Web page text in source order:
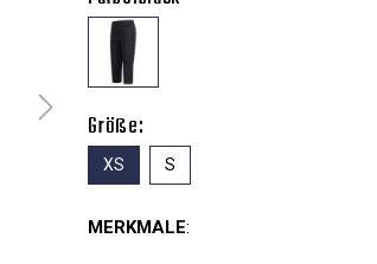
Größe:
XS S
MERKMALE: